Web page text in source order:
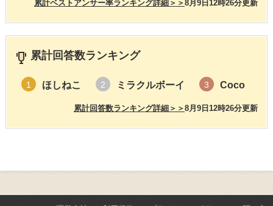
8月9日12時26分更新
累計ベストアンサー率ランキング詳細＞＞
累計回答数ランキング
1 ほしねこ 2 ミラクルボーイ 3 Coco
8月9日12時26分更新
累計回答数ランキング詳細＞＞